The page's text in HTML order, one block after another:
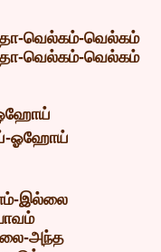
வெல்கம்-வெல்கம்
வெல்கம்-வெல்கம்
ஓஹோய்
இல்லை
அந்த